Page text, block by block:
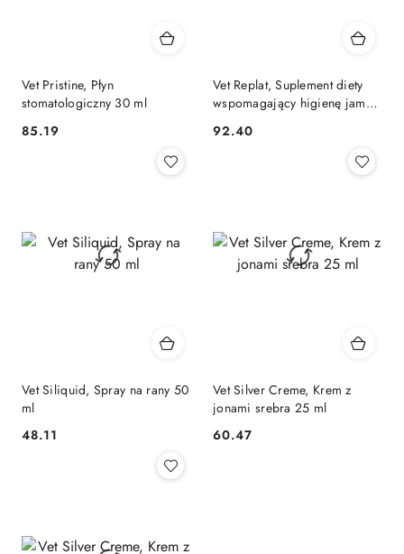
Vet Pristine, Płyn
stomatologiczny 30 ml
Cena:
85.19
Vet Replat, Suplement diety
wspomagający higienę jamy
Cena:
92.40
Vet Siliquid, Spray na rany 50
ml
Cena:
48.11
Vet Silver Creme, Krem z
jonami srebra 25 ml
Cena:
60.47